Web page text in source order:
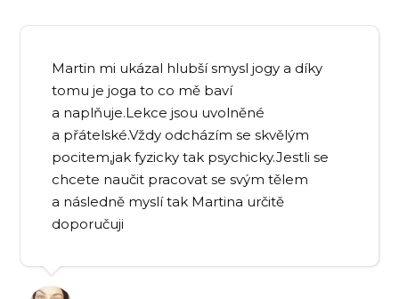
Martin mi ukázal hlubší smysl jogy a díky
tomu je joga to co mě baví
a naplňuje.Lekce jsou uvolněné
a přátelské.Vždy odcházím se skvělým
pocitem,jak fyzicky tak psychicky.Jestli se
chcete naučit pracovat se svým tělem
a následně myslí tak Martina určitě
doporučuji